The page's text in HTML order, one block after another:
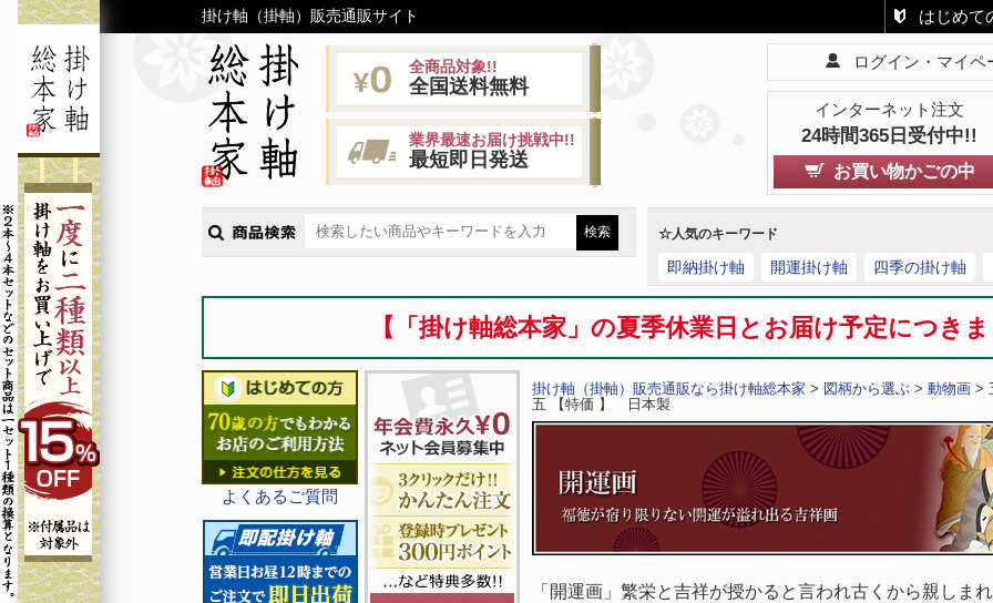
掛け軸（掛軸）販売通販サイト はじめて
全商品対象!!
全国送料無料
業界最速お届け挑戦中!!
最短即日発送
ログイン・マイペ
インターネット注文
24時間365日受付中!!
お買い物かごの中
☆人気のキーワード
即納掛け軸 開運掛け軸 四季の掛け軸
【「掛け軸総本家」の夏季休業日とお届け予定につ
よくあるご質問
掛け軸（掛軸）販売通販なら掛け軸総本家 > 図柄から選ぶ > 動物画 >
五 【特価 】 日本製
「開運画」繁栄と吉祥が授かると言われ古くから親しま